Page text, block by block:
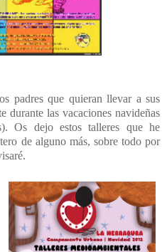
padres que quieran llevar a sus
durante las vacaciones navideñas
Os dejo estos talleres que he
de alguno más, sobre todo por